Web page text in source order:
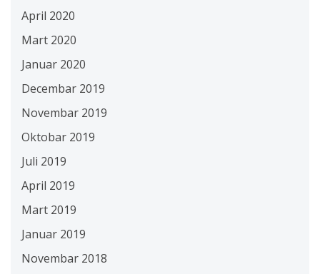
April 2020
Mart 2020
Januar 2020
Decembar 2019
Novembar 2019
Oktobar 2019
Juli 2019
April 2019
Mart 2019
Januar 2019
Novembar 2018